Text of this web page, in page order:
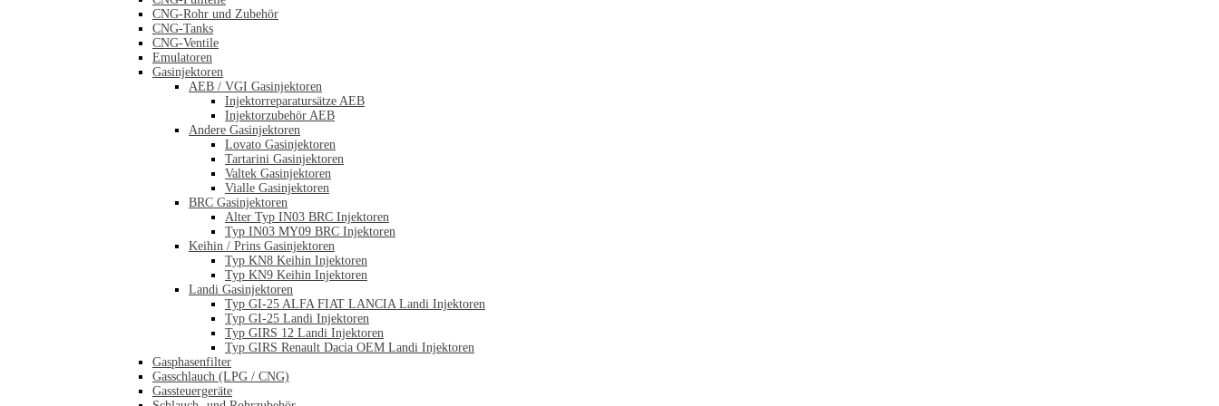
CNG-Rohr und Zubehör
CNG-Tanks
CNG-Ventile
Emulatoren
Gasinjektoren
AEB / VGI Gasinjektoren
Injektorreparatursätze AEB
Injektorzubehör AEB
Andere Gasinjektoren
Lovato Gasinjektoren
Tartarini Gasinjektoren
Valtek Gasinjektoren
Vialle Gasinjektoren
BRC Gasinjektoren
Alter Typ IN03 BRC Injektoren
Typ IN03 MY09 BRC Injektoren
Keihin / Prins Gasinjektoren
Typ KN8 Keihin Injektoren
Typ KN9 Keihin Injektoren
Landi Gasinjektoren
Typ GI-25 ALFA FIAT LANCIA Landi Injektoren
Typ GI-25 Landi Injektoren
Typ GIRS 12 Landi Injektoren
Typ GIRS Renault Dacia OEM Landi Injektoren
Gasphasenfilter
Gasschlauch (LPG / CNG)
Gassteuergeräte